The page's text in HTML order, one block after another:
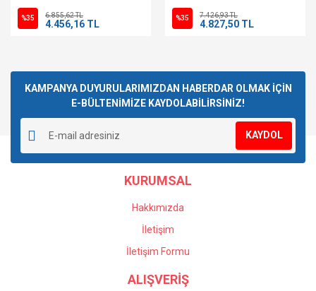
%35 6.855,62 TL
4.456,16 TL %35 7.426,93 TL
4.827,50 TL
KAMPANYA DUYURULARIMIZDAN HABERDAR OLMAK İÇİN
E-BÜLTENİMİZE KAYDOLABİLİRSİNİZ!
KAYDOL
KURUMSAL
Hakkımızda
İletişim
İletişim Formu
ALIŞVERİŞ